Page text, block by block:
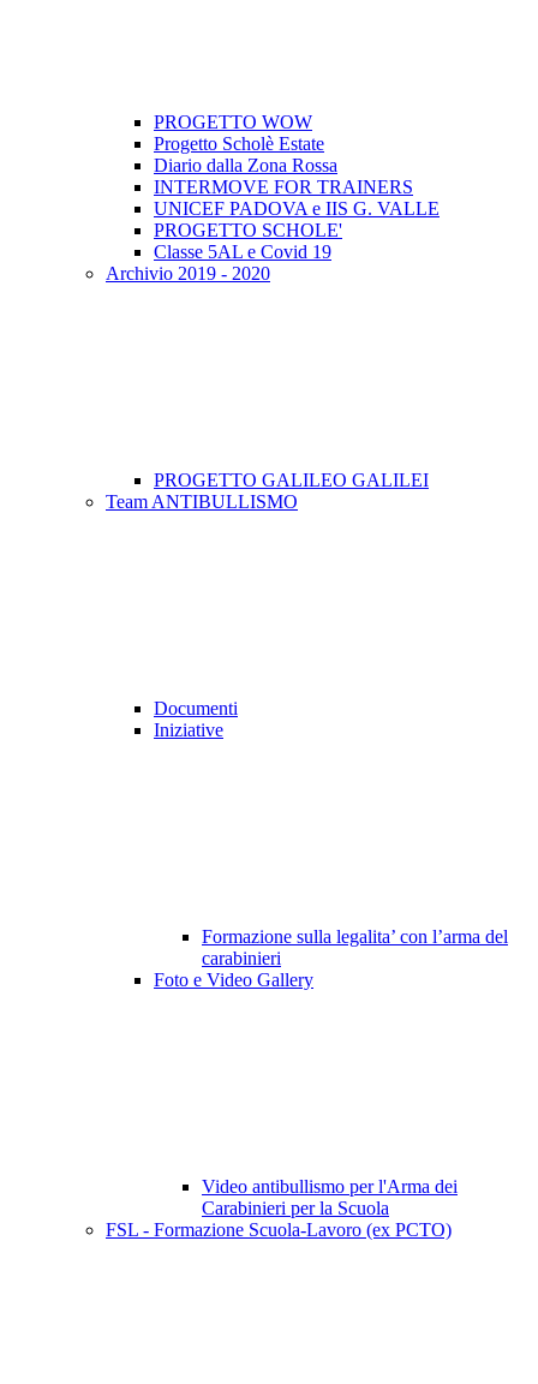
PROGETTO WOW
Progetto Scholè Estate
Diario dalla Zona Rossa
INTERMOVE FOR TRAINERS
UNICEF PADOVA e IIS G. VALLE
PROGETTO SCHOLE'
Classe 5AL e Covid 19
Archivio 2019 - 2020
PROGETTO GALILEO GALILEI
Team ANTIBULLISMO
Documenti
Iniziative
Formazione sulla legalita’ con l’arma del
carabinieri
Foto e Video Gallery
Video antibullismo per l'Arma dei
Carabinieri per la Scuola
FSL - Formazione Scuola-Lavoro (ex PCTO)